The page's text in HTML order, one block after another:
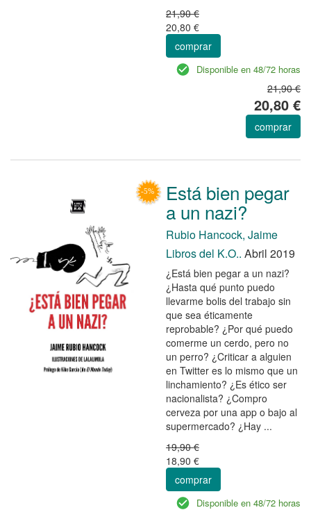
21,90 €
20,80 €
comprar
Disponible en 48/72 horas
21,90 €
20,80 €
comprar
Está bien pegar
a un nazi?
Rubio Hancock, Jaime
Libros del K.O.. Abril 2019
¿Está bien pegar a un nazi?
¿Hasta qué punto puedo
llevarme bolis del trabajo sin
que sea éticamente
reprobable? ¿Por qué puedo
comerme un cerdo, pero no
un perro? ¿Criticar a alguien
en Twitter es lo mismo que un
linchamiento? ¿Es ético ser
nacionalista? ¿Compro
cerveza por una app o bajo al
supermercado? ¿Hay ...
19,90 €
18,90 €
comprar
Disponible en 48/72 horas